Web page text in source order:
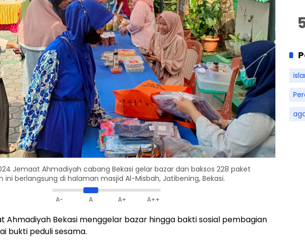
Jemaat Ahmadiyah cabang Bekasi gelar bazar dan baksos 228 paket
ini berlangsung di halaman masjid Al-Misbah, Jatibening, Bekasi.
A- A A+ A++
Ahmadiyah Bekasi menggelar bazar hingga bakti sosial pembagian
bukti peduli sesama.